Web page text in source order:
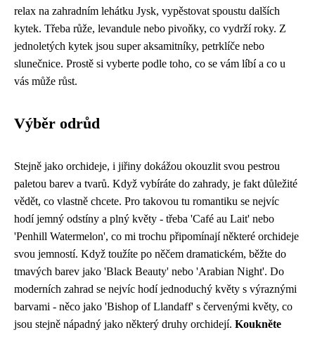
relax na zahradním lehátku Jysk, vypěstovat spoustu dalších
kytek. Třeba růže, levandule nebo pivoňky, co vydrží roky. Z
jednoletých kytek jsou super aksamitníky, petrklíče nebo
slunečnice. Prostě si vyberte podle toho, co se vám líbí a co u
vás může růst.
Výběr odrůd
Stejně jako orchideje, i jiřiny dokážou okouzlit svou pestrou
paletou barev a tvarů. Když vybíráte do zahrady, je fakt důležité
vědět, co vlastně chcete. Pro takovou tu romantiku se nejvíc
hodí jemný odstíny a plný květy - třeba 'Café au Lait' nebo
'Penhill Watermelon', co mi trochu připomínají některé orchideje
svou jemností. Když toužíte po něčem dramatickém, běžte do
tmavých barev jako 'Black Beauty' nebo 'Arabian Night'. Do
moderních zahrad se nejvíc hodí jednoduchý květy s výraznými
barvami - něco jako 'Bishop of Llandaff' s červenými květy, co
jsou stejně nápadný jako některý druhy orchidejí. Koukněte